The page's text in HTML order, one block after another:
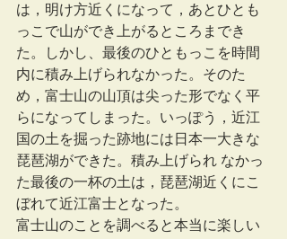
は，明け方近くになって，あとひとも
っこで山ができ上がるところまでき
た。しかし、最後のひともっこを時間
内に積み上げられなかった。そのた
め，富士山の山頂は尖った形でなく平
らになってしまった。いっぽう，近江
国の土を掘った跡地には日本一大きな
琵琶湖ができた。積み上げられ なかっ
た最後の一杯の土は，琵琶湖近くにこ
ぼれて近江富士となった。
富士山のことを調べると本当に楽しい